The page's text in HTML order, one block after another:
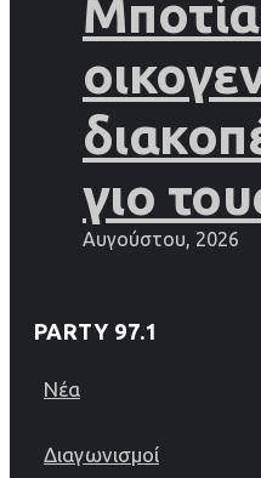
γιο
Αυγούστου, 2026
PARTY 97.1
Νέα
Διαγωνισμοί